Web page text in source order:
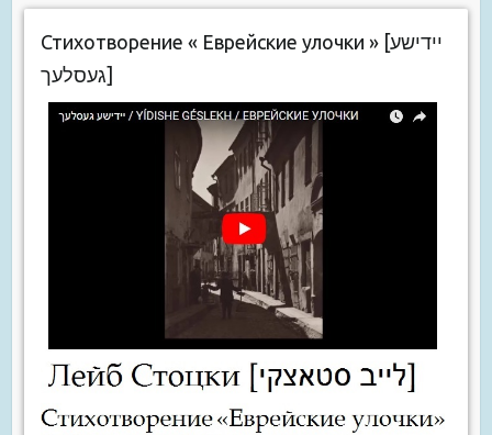
Стихотворение « Еврейские улочки » [יידישע
געסלעך]